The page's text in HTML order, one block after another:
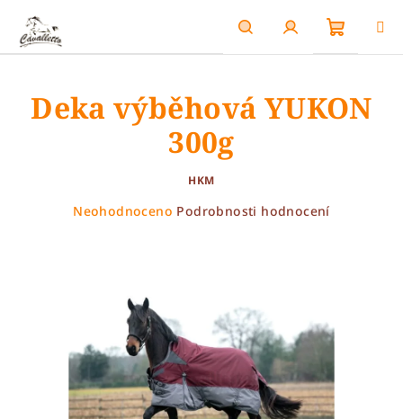
obsah
HledatPřihlášení
košík
Deka výběhová YUKON
300g
HKM
Průměrné
hvězdiček.
Neohodnoceno Podrobnosti hodnocení